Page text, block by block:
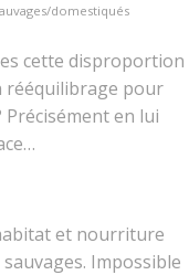
domestiqués
cette disproportion
rééquilibrage pour
Précisément en lui
et nourriture
Impossible